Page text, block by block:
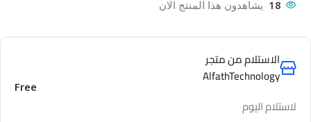
18 يشاهدون هذا المنتج الان
الاستلام من متجر
AlfathTechnology
لاستلام اليوم
Free